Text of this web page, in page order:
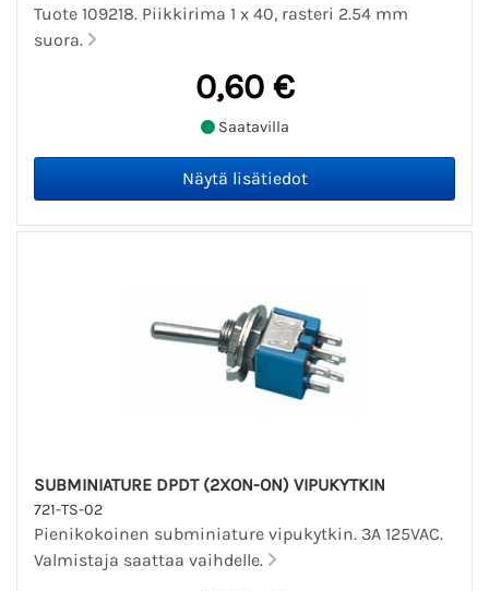
Tuote 109218. Piikkirima 1 x 40, rasteri 2.54 mm
suora.
0,60 €
Saatavilla
SUBMINIATURE DPDT (2XON-ON) VIPUKYTKIN
721-TS-02
Pienikokoinen subminiature vipukytkin. 3A 125VAC.
Valmistaja saattaa vaihdelle.